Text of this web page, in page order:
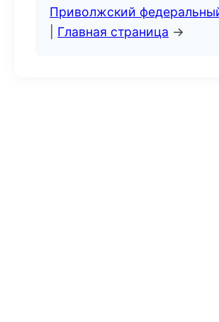
Приволжский
Главная страница →